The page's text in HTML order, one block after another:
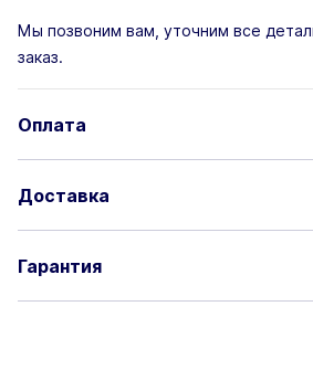
Мы позвоним вам, уточним все
заказ.
Оплата
Доставка
Гарантия